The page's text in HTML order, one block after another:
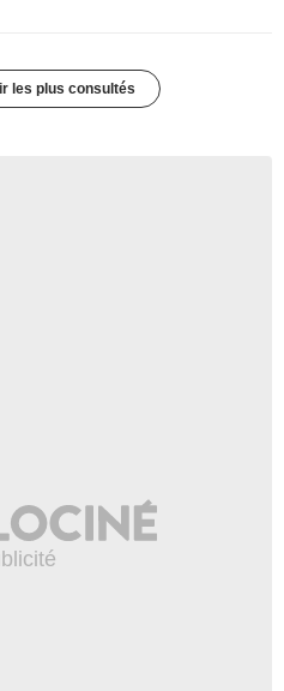
les plus consultés